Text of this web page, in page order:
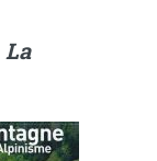
La